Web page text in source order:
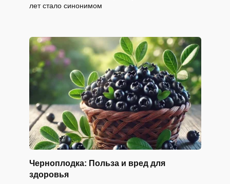
лет стало синонимом
Черноплодка: Польза и вред для
здоровья